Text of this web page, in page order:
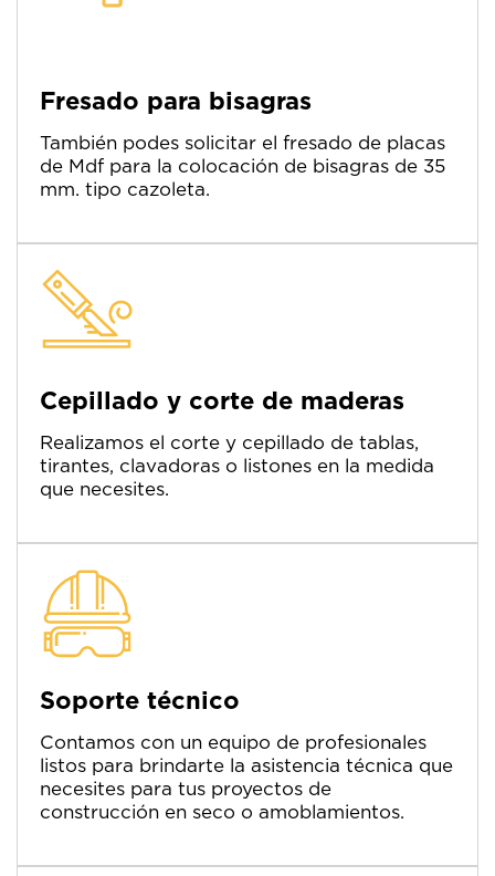
Fresado para bisagras
También podes solicitar el fresado de placas
de Mdf para la colocación de bisagras de 35
mm. tipo cazoleta.
Cepillado y corte de maderas
Realizamos el corte y cepillado de tablas,
tirantes, clavadoras o listones en la medida
que necesites.
Soporte técnico
Contamos con un equipo de profesionales
listos para brindarte la asistencia técnica que
necesites para tus proyectos de
construcción en seco o amoblamientos.